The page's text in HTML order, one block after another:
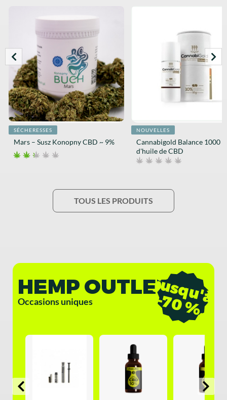
SÉCHERESSES
Mars – Susz Konopny CBD ~ 9%
NOUVELLES
Cannabigold Balance 1000
d'huile de CBD
TOUS LES PRODUITS
HEMP OUTLET
Occasions uniques j
u
s
q
u
'
à
-
7
0
%
.